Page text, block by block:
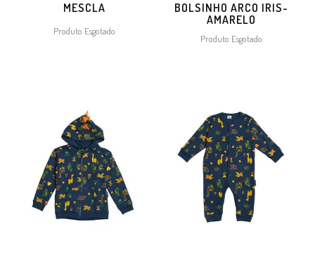
MESCLA
Produto Esgotado
BOLSINHO ARCO IRIS-
AMARELO
Produto Esgotado